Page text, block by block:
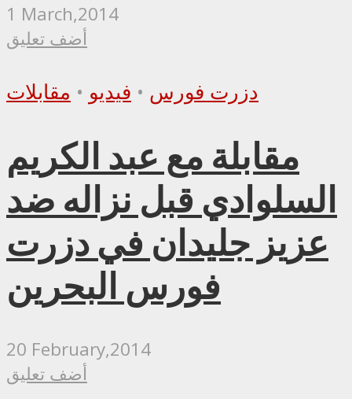
1 March,2014
أضف تعليق
دزرت فورس • فيديو • مقابلات
مقابلة مع عبد الكريم
السلوادي قبل نزاله ضد
عزيز جليدان في دزرت
فورس البحرين
20 February,2014
أضف تعليق